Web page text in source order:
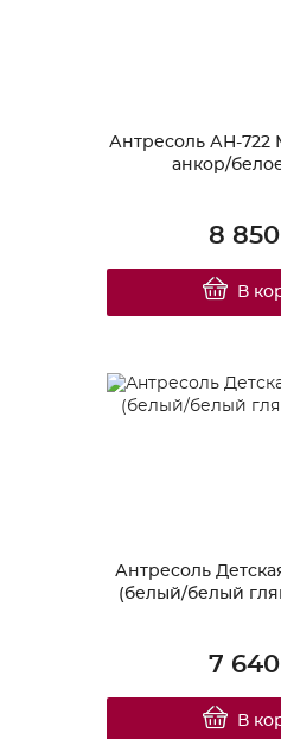
Антресоль АН-722
анкор/
8 850
В
Антресоль
(белый/белый
7 640
В